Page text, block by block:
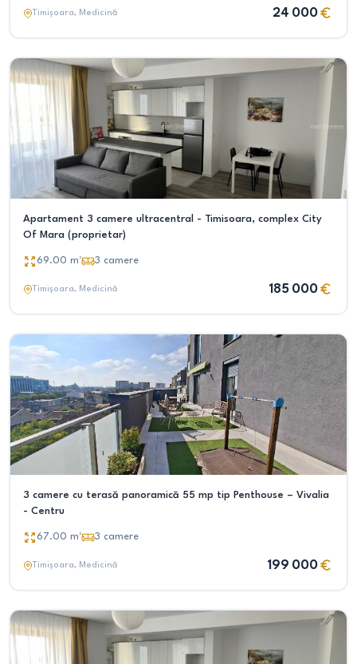
Timișoara, Medicină 24 000
Apartament 3 camere ultracentral - Timisoara, complex City
Of Mara (proprietar)
69.00 m² 3 camere
Timișoara, Medicină 185 000
3 camere cu terasă panoramică 55 mp tip Penthouse – Vivalia
- Centru
67.00 m² 3 camere
Timișoara, Medicină 199 000